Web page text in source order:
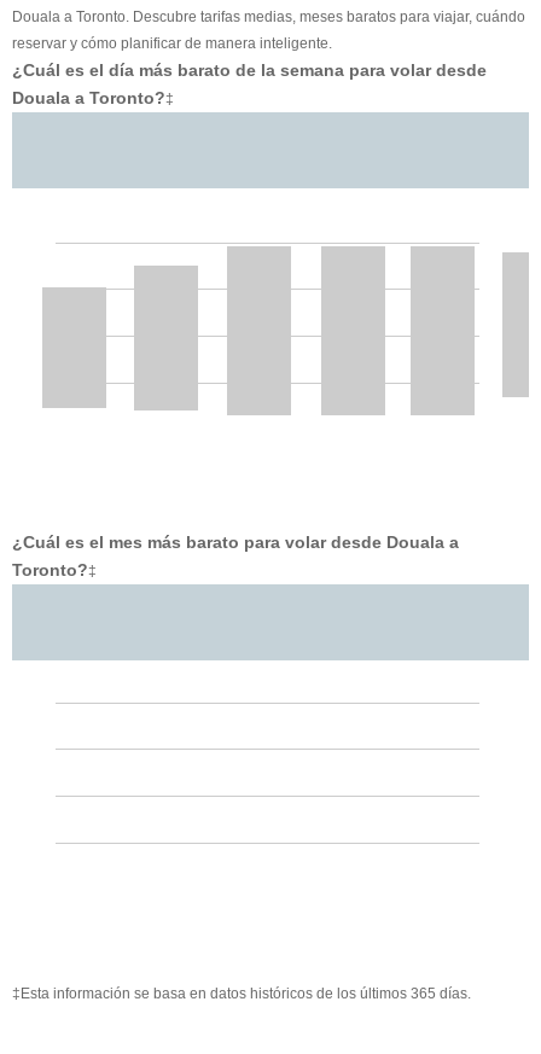
Douala a Toronto. Descubre tarifas medias, meses baratos para viajar, cuándo
reservar y cómo planificar de manera inteligente.
¿Cuál es el día más barato de la semana para volar desde
Douala a Toronto?‡
¿Cuál es el mes más barato para volar desde Douala a
Toronto?‡
‡Esta información se basa en datos históricos de los últimos 365 días.